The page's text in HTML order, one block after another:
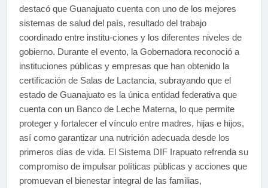
destacó que Guanajuato cuenta con uno de los mejores
sistemas de salud del país, resultado del trabajo
coordinado entre institu-ciones y los diferentes niveles de
gobierno. Durante el evento, la Gobernadora reconoció a
instituciones públicas y empresas que han obtenido la
certificación de Salas de Lactancia, subrayando que el
estado de Guanajuato es la única entidad federativa que
cuenta con un Banco de Leche Materna, lo que permite
proteger y fortalecer el vínculo entre madres, hijas e hijos,
así como garantizar una nutrición adecuada desde los
primeros días de vida. El Sistema DIF Irapuato refrenda su
compromiso de impulsar políticas públicas y acciones que
promuevan el bienestar integral de las familias,